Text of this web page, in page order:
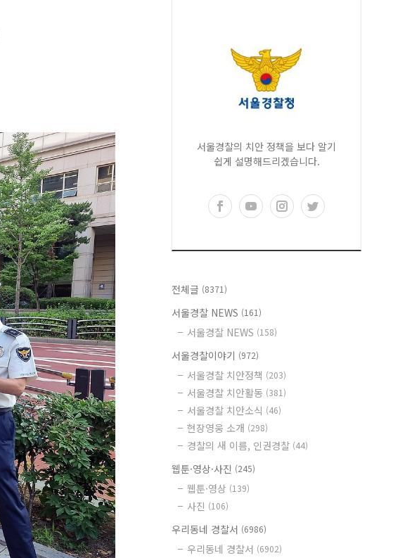
서울경찰의 치안 정책을 보다 알기
쉽게 설명해드리겠습니다.
전체글 (8371)
서울경찰 NEWS (161)
서울경찰 NEWS (158)
서울경찰이야기 (972)
서울경찰 치안정책 (203)
서울경찰 치안활동 (381)
서울경찰 치안소식 (46)
현장영웅 소개 (298)
경찰의 새 이름, 인권경찰 (44)
웹툰·영상·사진 (245)
웹툰·영상 (139)
사진 (106)
우리동네 경찰서 (6986)
우리동네 경찰서 (6902)